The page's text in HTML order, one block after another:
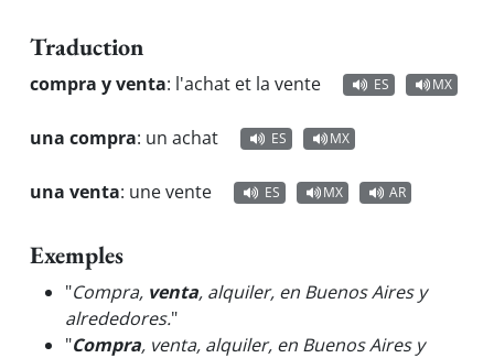
Traduction
compra y venta: l'achat et la vente ES MX
una compra: un achat ES MX
una venta: une vente ES MX AR
Exemples
"Compra, venta, alquiler, en Buenos Aires y
alrededores."
"Compra, venta, alquiler, en Buenos Aires y